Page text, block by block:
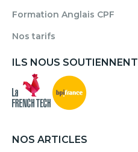
Formation Anglais CPF
Nos tarifs
ILS NOUS SOUTIENNENT
NOS ARTICLES